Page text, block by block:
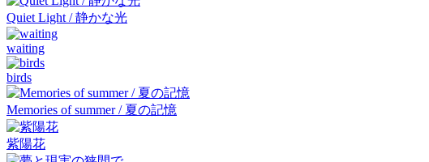
Quiet Light / 静かな光
waiting
birds
Memories of summer / 夏の記憶
紫陽花